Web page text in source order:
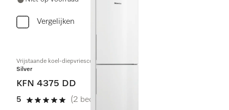
Vergelijken
Vrijstaande koel-diepvriescombinatie
Silver
KFN 4375 DD
5
5 sterren op 5
(2 beoordelingen)